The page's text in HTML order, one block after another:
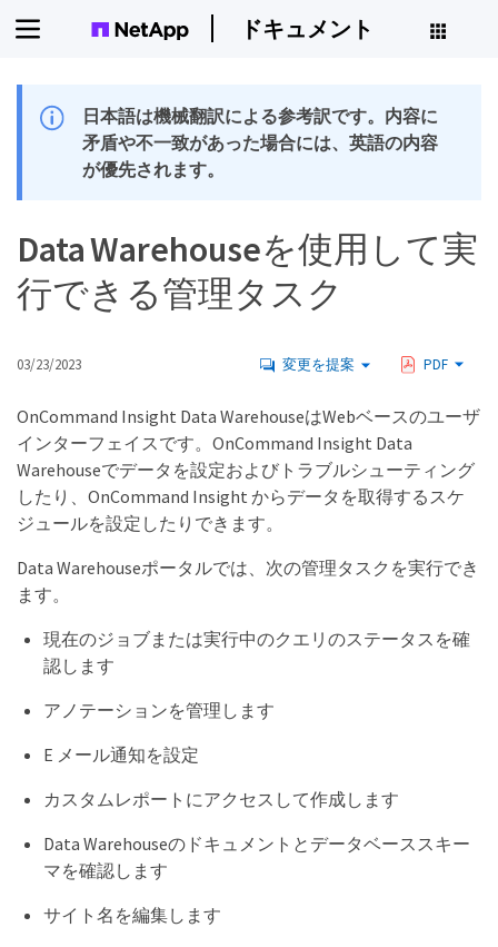
ドキュメント
日本語は機械翻訳による参考訳です。内容に
矛盾や不一致があった場合には、英語の内容
が優先されます。
Data Warehouseを使用して実
行できる管理タスク
03/23/2023 変更を提案 PDF
OnCommand Insight Data WarehouseはWebベースのユーザ
インターフェイスです。OnCommand Insight Data
Warehouseでデータを設定およびトラブルシューティング
したり、OnCommand Insight からデータを取得するスケ
ジュールを設定したりできます。
Data Warehouseポータルでは、次の管理タスクを実行でき
ます。
現在のジョブまたは実行中のクエリのステータスを確
認します
アノテーションを管理します
E メール通知を設定
カスタムレポートにアクセスして作成します
Data Warehouseのドキュメントとデータベーススキー
マを確認します
サイト名を編集します